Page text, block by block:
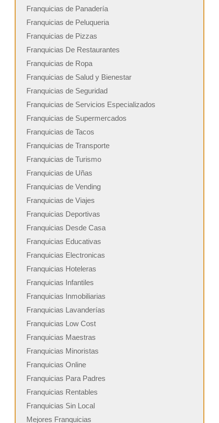
Franquicias de Panadería
Franquicias de Peluqueria
Franquicias de Pizzas
Franquicias De Restaurantes
Franquicias de Ropa
Franquicias de Salud y Bienestar
Franquicias de Seguridad
Franquicias de Servicios Especializados
Franquicias de Supermercados
Franquicias de Tacos
Franquicias de Transporte
Franquicias de Turismo
Franquicias de Uñas
Franquicias de Vending
Franquicias de Viajes
Franquicias Deportivas
Franquicias Desde Casa
Franquicias Educativas
Franquicias Electronicas
Franquicias Hoteleras
Franquicias Infantiles
Franquicias Inmobiliarias
Franquicias Lavanderías
Franquicias Low Cost
Franquicias Maestras
Franquicias Minoristas
Franquicias Online
Franquicias Para Padres
Franquicias Rentables
Franquicias Sin Local
Mejores Franquicias